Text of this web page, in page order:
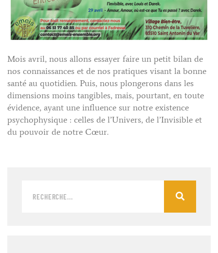
Mois avril, nous allons essayer faire un petit bilan de
nos connaissances et de nos pratiques visant la bonne
santé au quotidien. Puis, nous plongerons dans les
dimensions moins tangibles, mais, pourtant, en toute
évidence, ayant une influence sur notre existence
psychophysique : celles de l’Univers, de l’Invisible et
du pouvoir de notre Cœur.